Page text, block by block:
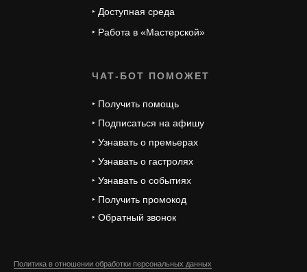
Политика в отношении обработки персональных данных
‣ Работа в «Мастерской»
‣ Доступная среда
‣ Обратный звонок
‣ Получить промокод
‣ Узнавать о событиях
‣ Узнавать о гастролях
‣ Узнавать о премьерах
‣ Подписаться на афишу
‣ Получить помощь
ЧАТ-БОТ ПОМОЖЕТ